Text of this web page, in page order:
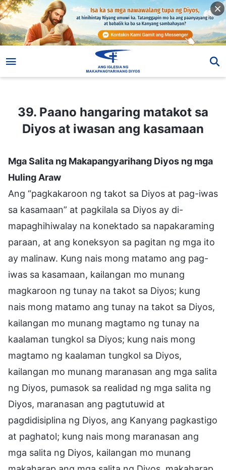
39. Paano hangaring matakot sa
Diyos at iwasan ang kasamaan
Mga Salita ng Makapangyarihang Diyos ng mga
Huling Araw
Ang “pagkakaroon ng takot sa Diyos at pag-iwas
sa kasamaan” at pagkilala sa Diyos ay di-
mapaghihiwalay na konektado sa napakaraming
paraan, at ang koneksyon sa pagitan ng mga ito
ay malinaw. Kung nais mong matamo ang pag-
iwas sa kasamaan, kailangan mo munang
magkaroon ng tunay na takot sa Diyos; kung
nais mong matamo ang tunay na takot sa Diyos,
kailangan mo munang magtamo ng tunay na
kaalaman tungkol sa Diyos; kung nais mong
magtamo ng kaalaman tungkol sa Diyos,
kailangan mo munang maranasan ang mga salita
ng Diyos, pumasok sa realidad ng mga salita ng
Diyos, maranasan ang pagtutuwid at
pagdidisiplina ng Diyos, ang Kanyang pagkastigo
at paghatol; kung nais mong maranasan ang
mga salita ng Diyos, kailangan mo munang